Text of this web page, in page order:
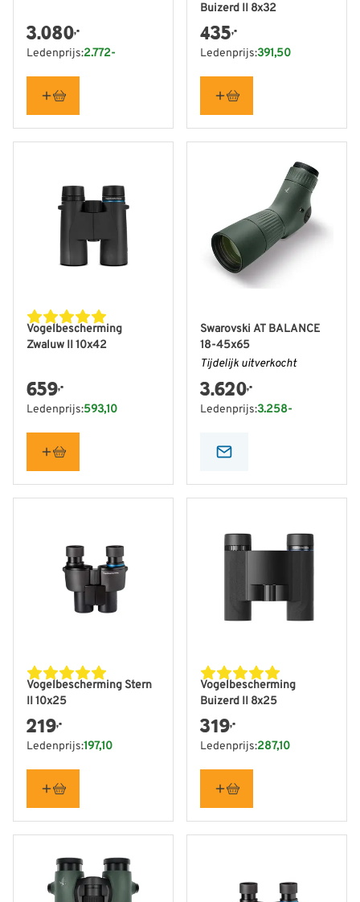
3.080,-
Ledenprijs:2.772-
Buizerd II 8x32
435,-
Ledenprijs:391,50
Vogelbescherming
Zwaluw II 10x42
659,-
Ledenprijs:593,10
Swarovski AT BALANCE
18-45x65
Tijdelijk uitverkocht
3.620,-
Ledenprijs:3.258-
Vogelbescherming Stern
II 10x25
219,-
Ledenprijs:197,10
Vogelbescherming
Buizerd II 8x25
319,-
Ledenprijs:287,10